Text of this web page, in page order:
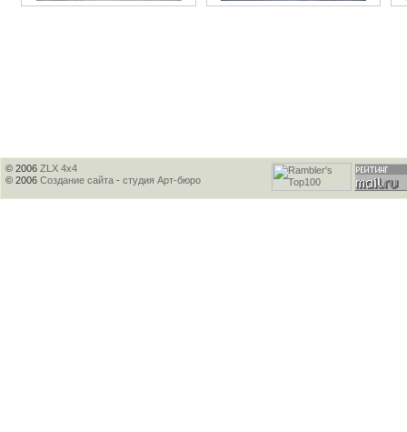
© 2006 ZLX 4x4
© 2006 Создание сайта - студия Арт-бюро